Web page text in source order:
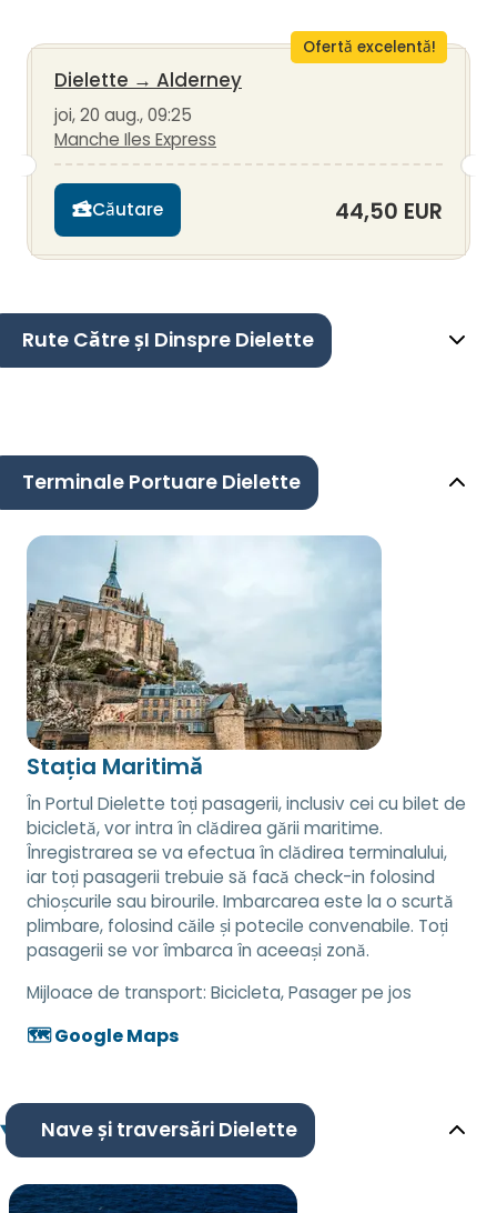
Ofertă excelentă!
Dielette → Alderney
joi, 20 aug., 09:25
Manche Iles Express
Căutare 44,50 EUR
Rute Către șI Dinspre Dielette
Terminale Portuare Dielette
Stația Maritimă
În Portul Dielette toți pasagerii, inclusiv cei cu bilet de
bicicletă, vor intra în clădirea gării maritime.
Înregistrarea se va efectua în clădirea terminalului,
iar toți pasagerii trebuie să facă check-in folosind
chioșcurile sau birourile. Imbarcarea este la o scurtă
plimbare, folosind căile și potecile convenabile. Toți
pasagerii se vor îmbarca în aceeași zonă.
Mijloace de transport: Bicicleta, Pasager pe jos
🗺️ Google Maps
Nave și traversări Dielette